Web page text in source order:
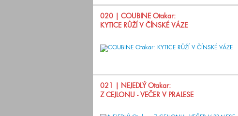
020 | COUBINE Otakar:
KYTICE RŮŽÍ V ČÍNSKÉ VÁZE
021 | NEJEDLÝ Otakar:
Z CEJLONU - VEČER V PRALESE